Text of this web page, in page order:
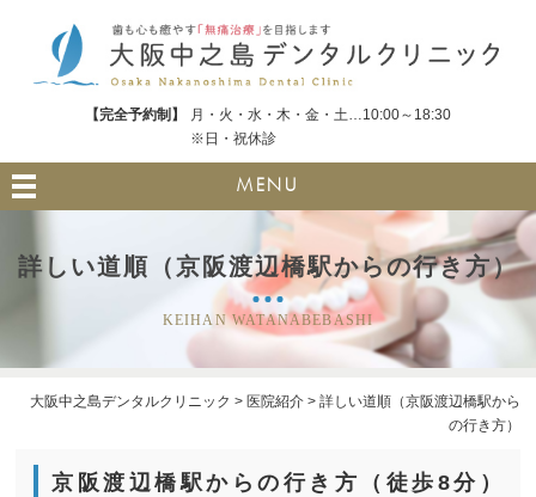
【完全予約制】
月・火・水・木・金・土…10:00～18:30
※日・祝休診
MENU
詳しい道順（京阪渡辺橋駅からの行き方）
KEIHAN WATANABEBASHI
大阪中之島デンタルクリニック > 医院紹介> 詳しい道順（京阪渡辺橋駅から
の行き方）
京阪渡辺橋駅からの行き方（徒歩8分）